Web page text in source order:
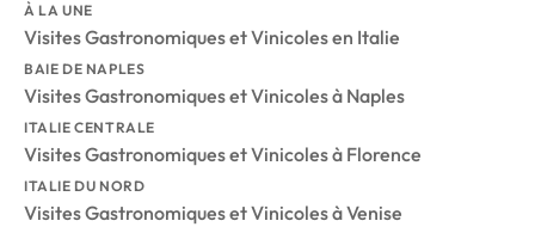
À LA UNE
Visites Gastronomiques et Vinicoles en Italie
BAIE DE NAPLES
Visites Gastronomiques et Vinicoles à Naples
ITALIE CENTRALE
Visites Gastronomiques et Vinicoles à Florence
ITALIE DU NORD
Visites Gastronomiques et Vinicoles à Venise